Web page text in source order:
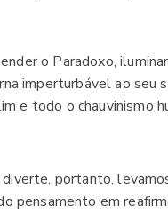
o Paradoxo,
imperturbável ao
e todo o chauvinismo
portanto,
pensamento em